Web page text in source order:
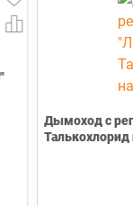
Дымоход с
Талькохлорид